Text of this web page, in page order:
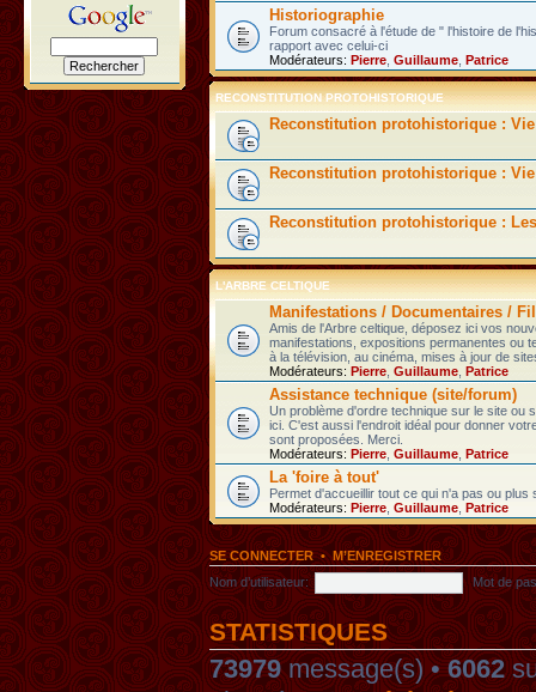
Historiographie
Forum consacré à l'étude de " l'histoire de
rapport avec celui-ci
Modérateurs: Pierre Guillaume Patrice
RECONSTITUTION PROTOHISTORIQUE
Reconstitution protohistorique :
Reconstitution protohistorique :
Reconstitution protohistorique :
L'ARBRE CELTIQUE
Manifestations / Documentaires /
Amis de l'Arbre celtique, déposez ici vos
manifestations, expositions permanentes ou
à la télévision, au cinéma, mises à jour de
Modérateurs: Pierre Guillaume Patrice
Assistance technique (site/forum)
Un problème d'ordre technique sur le site ou
ici. C'est aussi l'endroit idéal pour donner
sont proposées. Merci.
Modérateurs: Pierre Guillaume Patrice
La 'foire à tout'
Permet d'accueillir tout ce qui n'a pas ou
Modérateurs: Pierre Guillaume Patrice
SE CONNECTER•M’ENREGISTRER
Nom d’utilisateur:
Mot de
STATISTIQUES
73979message(s) •6062